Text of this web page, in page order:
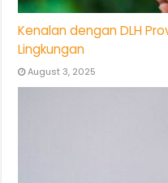
Kenalan dengan DLH
Lingkungan
August 3, 2025